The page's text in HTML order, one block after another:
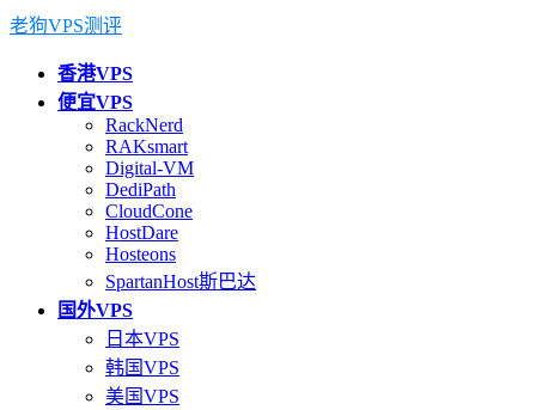
老狗VPS测评
香港VPS
便宜VPS
RackNerd
RAKsmart
Digital-VM
DediPath
CloudCone
HostDare
Hosteons
SpartanHost斯巴达
国外VPS
日本VPS
韩国VPS
美国VPS